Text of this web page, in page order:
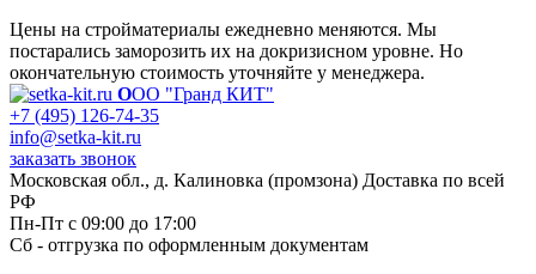
Цены на стройматериалы ежедневно меняются. Мы
постарались заморозить их на докризисном уровне. Но
окончательную стоимость уточняйте у менеджера.
ООО "Гранд КИТ"
+7 (495) 126-74-35
info@setka-kit.ru
заказать звонок
Московская обл., д. Калиновка (промзона) Доставка по всей
РФ
Пн-Пт с 09:00 до 17:00
Сб - отгрузка по оформленным документам